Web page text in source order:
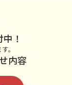
！
内容
。